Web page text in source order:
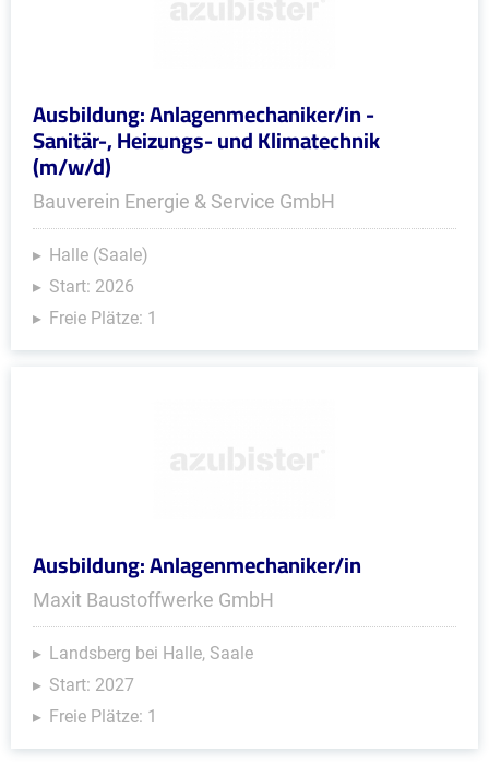
Ausbildung: Anlagenmechaniker/in -
Sanitär-, Heizungs- und Klimatechnik
(m/w/d)
Bauverein Energie & Service GmbH
Halle (Saale)
Start: 2026
Freie Plätze: 1
Ausbildung: Anlagenmechaniker/in
Maxit Baustoffwerke GmbH
Landsberg bei Halle, Saale
Start: 2027
Freie Plätze: 1